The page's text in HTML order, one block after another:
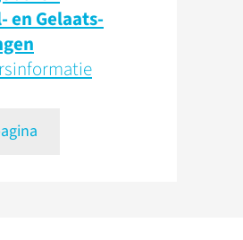
en Gelaats­